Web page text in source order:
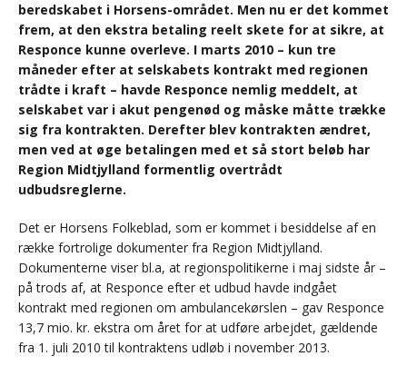
beredskabet i Horsens-området. Men nu er det kommet
frem, at den ekstra betaling reelt skete for at sikre, at
Responce kunne overleve. I marts 2010 – kun tre
måneder efter at selskabets kontrakt med regionen
trådte i kraft – havde Responce nemlig meddelt, at
selskabet var i akut pengenød og måske måtte trække
sig fra kontrakten. Derefter blev kontrakten ændret,
men ved at øge betalingen med et så stort beløb har
Region Midtjylland formentlig overtrådt
udbudsreglerne.
Det er Horsens Folkeblad, som er kommet i besiddelse af en
række fortrolige dokumenter fra Region Midtjylland.
Dokumenterne viser bl.a, at regionspolitikerne i maj sidste år –
på trods af, at Responce efter et udbud havde indgået
kontrakt med regionen om ambulancekørslen – gav Responce
13,7 mio. kr. ekstra om året for at udføre arbejdet, gældende
fra 1. juli 2010 til kontraktens udløb i november 2013.